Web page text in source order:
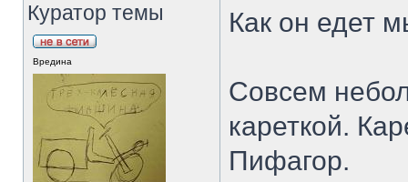
Куратор темы
Вредина
Как он едет
Совсем
кареткой.
Пифагор.